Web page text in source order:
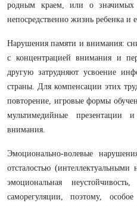
родным краем, или о значимых
непосредственно жизнь ребенка и
Нарушения памяти и внимания:
с концентрацией внимания и
другую затрудняют усвоение
страны. Для компенсации этих
повторение, игровые формы
мультимедийные презентации
внимания.
Эмоционально-волевые
отсталостью
эмоциональная
саморегуляции, поэтому,